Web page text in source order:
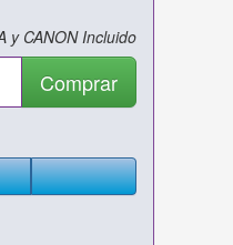
y CANON Incluido
Comprar